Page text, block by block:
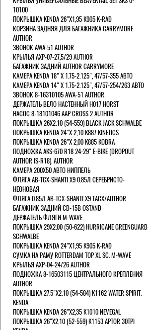
10100
ПОКРЫШКА KENDA 26"Х1,95 K905 K-RAD
КОРЗИНА ЗАДНЯЯ ДЛЯ БАГАЖНИКА CARRYMORE
AUTHOR
ЗВОНОК AWA-51 AUTHOR
КРЫЛЬЯ AXP-07-27,5/29 AUTHOR
БАГАЖНИК ЗАДНИЙ AUTHOR CARRYMORE
КАМЕРА KENDA 18" Х 1.75-2.125", 47/57-355 АВТО
КАМЕРА KENDA 14" Х 1.75-2.125", 47/57-254/263 АВТО
ЗВОНОК 8-16310105 AWA-51 AUTHOR
ДЕРЖАТЕЛЬ ВЕЛО НАСТЕННЫЙ H017 HORST
НАСОС 8-18101046 AAP CROSS 2 AUTHOR
ПОКРЫШКА 26X2.10 (54-559) BLACK JACK SCHWALBE
ПОКРЫШКА KENDA 24"Х 2,10 K887 KINETICS
ПОКРЫШКА KENDA 26"Х 2,00 K885 KOBRA
ПОДНОЖКА AKS-670 R18 24-29" E-BIKE (DROPOUT
AUTHOR IS-R18). AUTHOR
КАМЕРА 200Х50 АВТО НИППЕЛЬ
ФЛЯГА AB-TCX-SHANTI X9 0.85Л СЕРЕБРИСТО-
НЕОНОВАЯ
ФЛЯГА 0.85Л AB-TCX-SHANTI X9 TACX/AUTHOR
БАГАЖНИК ЗАДНИЙ CD-15B OSTAND
ДЕРЖАТЕЛЬ ФЛЯГИ M-WAVE
ПОКРЫШКА 29X2.00 (50-622) HURRICANE GREENGUARD.
SCHWALBE
ПОКРЫШКА KENDA 24"Х1,95 K905 K-RAD
СУМКА НА РАМУ ROTTERDAM TOP XL SC. M-WAVE
КРЫЛЬЯ AXP-04-24/26 AUTHOR
ПОДНОЖКА 8-16503115 ЦЕНТРАЛЬНОГО КРЕПЛЕНИЯ
AUTHOR
ПОКРЫШКА 27.5"Х2.10 (54-584) K1162 WATER SPIRIT.
KENDA
ПОКРЫШКА KENDA 26"Х2,35 K1010 NEVEGAL
ПОКРЫШКА 26"Х2.10 (52-559) K1153 APTOR 30TPI